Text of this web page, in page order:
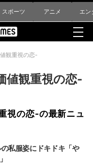
スポーツ アニメ エン
観重視の恋-
値観重視の恋-
視の恋-の最新ニュ
私服姿にドキドキ「や